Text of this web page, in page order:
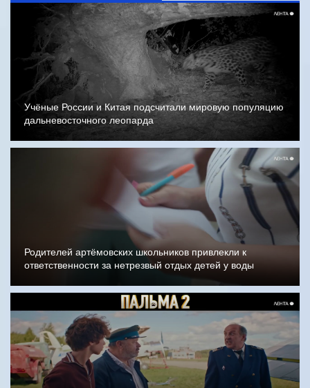
Учёные России и Китая подсчитали мировую популяцию
дальневосточного леопарда
Родителей артёмовских школьников привлекли к
ответственности за нетрезвый отдых детей у воды